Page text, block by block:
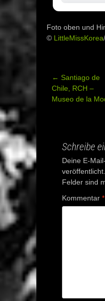
Foto oben und
© LittleMissKorea
Post
← Santiago de
Chile, RCH –
Museo de la
Schreibe
Deine E-
veröffentlicht.
Felder sind
Kommentar *